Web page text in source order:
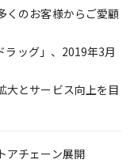
くのお客様からご愛顧
ラッグ」、2019年3月
大とサービス向上を目
アチェーン展開